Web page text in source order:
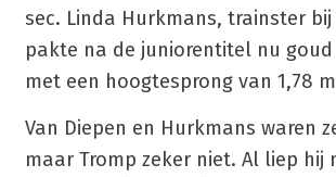
sec. Linda Hurkmans, trainster bij
pakte na de juniorentitel nu
met een hoogtesprong van 1,78
Van Diepen en Hurkmans waren
maar Tromp zeker niet. Al liep hij